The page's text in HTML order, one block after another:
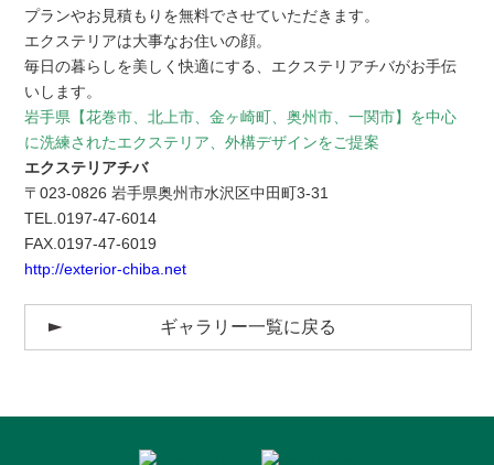
プランやお見積もりを無料でさせていただきます。
エクステリアは大事なお住いの顔。
毎日の暮らしを美しく快適にする、エクステリアチバがお手伝
いします。
岩手県【花巻市、北上市、金ヶ崎町、奥州市、一関市】を中心
に洗練されたエクステリア、外構デザインをご提案
エクステリアチバ
〒023-0826 岩手県奥州市水沢区中田町3-31
TEL.0197-47-6014
FAX.0197-47-6019
http://exterior-chiba.net
ギャラリー一覧に戻る